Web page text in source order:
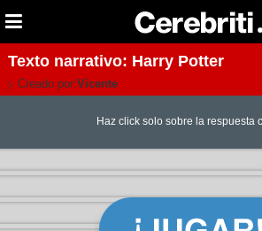
Texto narrativo: Harry Potter
Creado por:Vicente
Haz click solo sobre la respuesta